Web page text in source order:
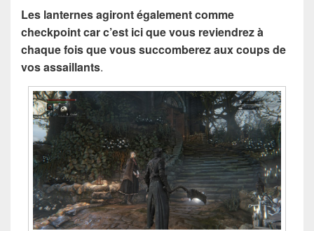
Les lanternes agiront également comme
checkpoint car c’est ici que vous reviendrez à
chaque fois que vous succomberez aux coups de
vos assaillants.